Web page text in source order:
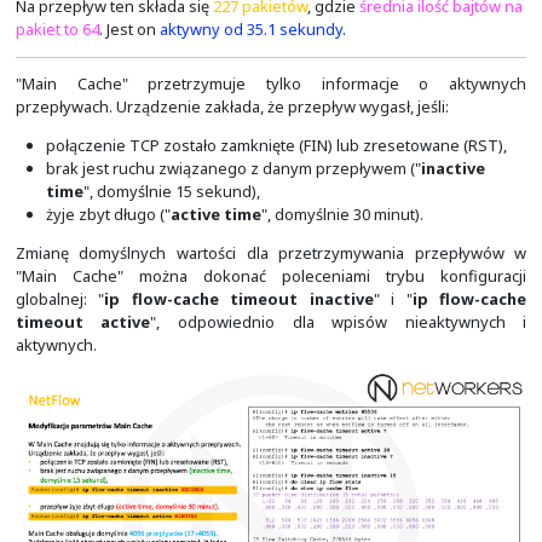
Zanim zaczniemy interpretować informacje o
zwrócić uwagę na "
", jaka pojawia się w pierwszym
interfejsu docelowego ("
DstIf
). Wskazuje ona, że
zostały zebrane na wyjściu (ang. egress)
interfejsu. Pomimo tego, że do wygenerowania
przykładu uruchomiliśmy zbieranie informacji o
wejściu i wyjściu interfejsu "Gi0/0", to widać, że
tylko na jego wejściu. Wynika to z tego, że na
skonfigurowany MPLS. Zatem z punktu widzenia
nim wyjściowego ruchu IP. Aby ruch ten dało się
jest dodatkowa konfiguracja MPLS-aware NetFlow.
W tym samym, pierwszym rekordzie, widać też pole
", którego wartość tworzy sumę OR jednej lub
przepływu. "01" oznacza przepływ wyjściowy, "02"
został odrzucony (na przykład, na skutek działania listy
MPLS, a "08" ruch IPv6. Zatem, dla przykładu wartość
"04") będzie oznaczała ruch wyjściowy MPLS.